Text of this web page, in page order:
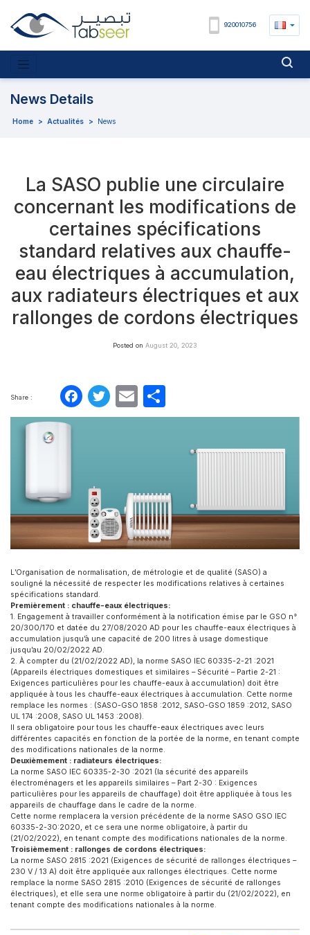
920010756
News Details
Home > Actualités > News
La SASO publie une circulaire
concernant les modifications de
certaines spécifications
standard relatives aux chauffe-
eau électriques à accumulation,
aux radiateurs électriques et aux
rallonges de cordons électriques
Posted onAugust 20, 2023
Share : Facebook
Twitter
Email
L’Organisation de normalisation, de métrologie et de qualité (SASO) a
souligné la nécessité de respecter les modifications relatives à certaines
spécifications standard.
Premièrement : chauffe-eaux électriques:
1. Engagement à travailler conformément à la notification émise par le GSO n°
20/300/170 et datée du 27/08/2020 AD pour les chauffe-eaux électriques à
accumulation jusqu’à une capacité de 200 litres à usage domestique
jusqu’au 20/02/2022 AD.
2. À compter du (21/02/2022 AD), la norme SASO IEC 60335-2-21 :2021
(Appareils électriques domestiques et similaires – Sécurité – Partie 2-21 :
Exigences particulières pour les chauffe-eaux à accumulation) doit être
appliquée à tous les chauffe-eaux électriques à accumulation. Cette norme
remplace les normes : (SASO-GSO 1858 :2012, SASO-GSO 1859 :2012, SASO
UL 174 :2008, SASO UL 1453 :2008).
Il sera obligatoire pour tous les chauffe-eaux électriques avec leurs
différentes capacités en fonction de la portée de la norme, en tenant compte
des modifications nationales de la norme.
Deuxièmement : radiateurs électriques:
La norme SASO IEC 60335-2-30 :2021 (la sécurité des appareils
électroménagers et les appareils similaires – Part 2-30 : Exigences
particulières pour les appareils de chauffage) doit être appliquée à tous les
appareils de chauffage dans le cadre de la norme.
Cette norme remplacera la version précédente de la norme SASO GSO IEC
60335-2-30:2020, et ce sera une norme obligatoire, à partir du
(21/02/2022), en tenant compte des modifications nationales de la norme.
Troisièmement : rallonges de cordons électriques:
La norme SASO 2815 :2021 (Exigences de sécurité de rallonges électriques –
230 V / 13 A) doit être appliquée aux rallonges électriques. Cette norme
remplace la norme SASO 2815 :2010 (Exigences de sécurité de rallonges
électriques), et elle sera une norme obligatoire à partir du (21/02/2022), en
tenant compte des modifications nationales à la norme.